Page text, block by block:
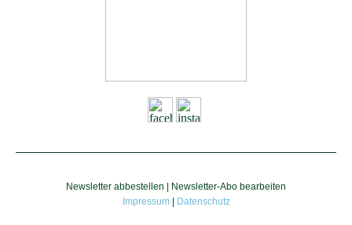
Newsletter abbestellen
Newsletter-Abo bearbeiten
Impressum| Datenschutz